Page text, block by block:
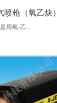
枪（氧乙炔）
用氧-乙...